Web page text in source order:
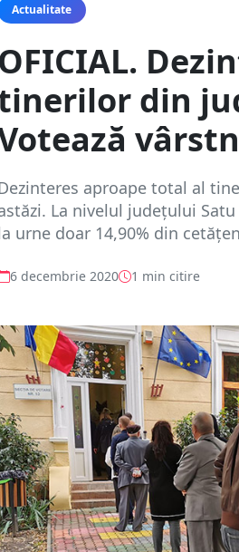
Actualitate
OFICIAL.
din
aproape total al
La nivelul județului
urne doar 14,90% din
6 decembrie 2020 1 min citire